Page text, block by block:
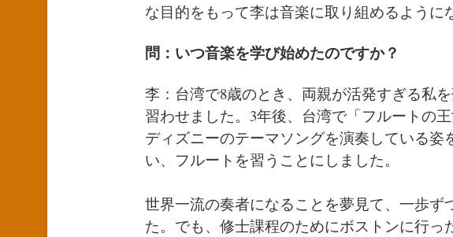
な目的をもって李は音楽に取り組めるように
問：いつ音楽を学び始めたのですか？
李：台湾で8歳のとき、両親が活発すぎる私
習わせました。3年後、台湾で「フルートの
ディズニーのテーマソングを演奏している姿
い、フルートを習うことにしました。
世界一流の奏者になることを夢見て、一歩ず
た。でも、修士課程のためにボストンに行っ